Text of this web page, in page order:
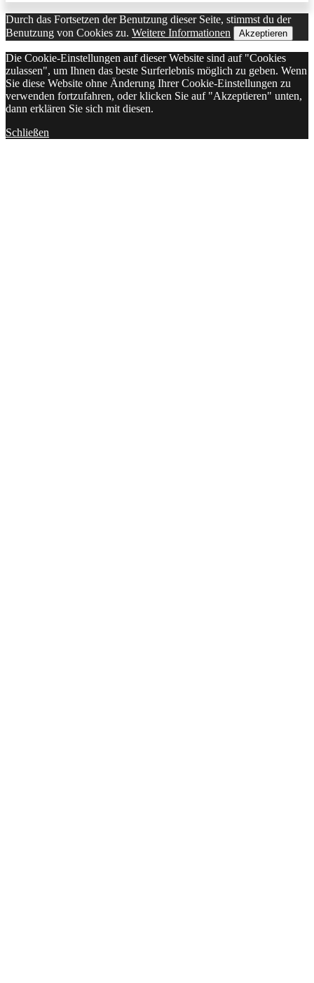
Durch das Fortsetzen der Benutzung dieser Seite, stimmst du der
Benutzung von Cookies zu. Weitere Informationen Akzeptieren
Die Cookie-Einstellungen auf dieser Website sind auf "Cookies
zulassen", um Ihnen das beste Surferlebnis möglich zu geben. Wenn
Sie diese Website ohne Änderung Ihrer Cookie-Einstellungen zu
verwenden fortzufahren, oder klicken Sie auf "Akzeptieren" unten,
dann erklären Sie sich mit diesen.
Schließen